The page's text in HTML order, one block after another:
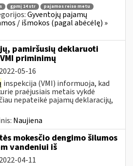
gpmį 14 str pajamos reiso metu
Gyventojų pajamų
/ išmokos (pagal abėcėlę) »
pamiršusių deklaruoti
priminimų
2022-05-16
inspekcija (VMI) informuoja, kad
praėjusiais metais vykdė
nepateikė pajamų deklaracijų,
Naujiena
mokesčio dengimo šilumos
vandeniui iš
2022-04-11